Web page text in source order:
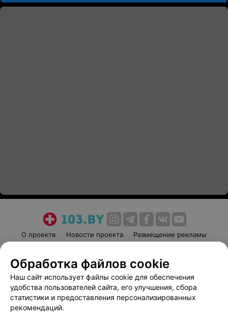
О проекте Новости проекта
Размещение рекламы
Пользовательское соглашение
Способы оплаты
Вакансии
Партнеры
Написать руководителю 103.by
Обработка файлов cookie
Наш сайт использует файлы cookie для обеспечения
удобства пользователей сайта, его улучшения, сбора
статистики и предоставления персонализированных
рекомендаций.